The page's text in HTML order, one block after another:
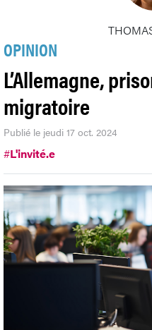
OPINION
L’Allemagne,
migratoire
Publié le jeudi 17 oct. 2024
#L'invité.e